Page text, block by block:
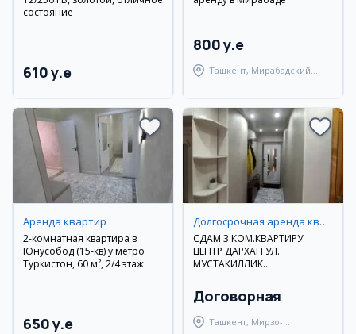
состояние
610 y.e
800 y.e
Ташкент, Мирабадский
Аренда квартир
2-комнатная квартира в
Юнусобод (15-кв) у метро
Туркистон, 60 м², 2/4 этаж
650 y.e
Долгосрочная аренда квартир
СДАМ 3 КОМ.КВАРТИРУ
ЦЕНТР ДАРХАН УЛ.
МУСТАКИЛЛИК
Договорная
Ташкент, Мирзо-